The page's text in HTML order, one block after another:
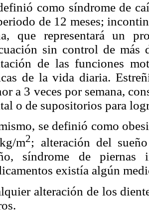
como síndrome de
de 12 meses;
que representará un
sin control de
de las funciones
de la vida diaria.
a 3 veces por semana,
o de supositorios para
se definió como
m2; alteración del
síndrome de
existía algún
alteración de los